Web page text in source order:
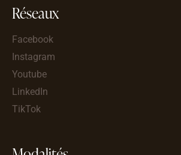
Réseaux
Facebook
Instagram
Youtube
LinkedIn
TikTok